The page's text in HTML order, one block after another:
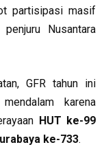
partisipasi masif
Nusantara
GFR tahun ini
karena
HUT ke-99
ke-733.